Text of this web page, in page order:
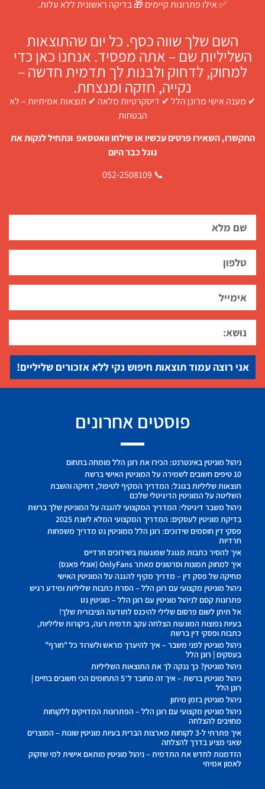
✅ אילו פתרונות קיימים 🎁 בדיקה ראשונית ללא עלות.
השם שלך שווה כסף. כל יום שהתוצאות
השליליות שם – אתה מפסיד. אנחנו כאן כדי
למחוק, לדחוק ולבנות לך תדמית חדשה –
נקייה, חזקה ומנצחת.
✔ מענה אישי מרונן הלל ✔ דיסקרטיות מלאה ✔ תוצאות אמיתיות – לא
הבטחות
התקשרו, השאירו פרטים עכשיו או שילחו וואטסאפ ונתחיל לנקות את
גוגל כבר היום
📞 052-2508109
אני רוצה עמוד תוצאות חיפוש נקי ללא אזכורים שליליים!
פוסטים אחרונים
ניהול מוניטין באינטרנט: הכירו את רונן הלל מומחה בתחום
10 טיפים חשובים לשמירה על המוניטין האישי ברשת
תוצאות שליליות בגוגל: המדריך המקיף לטיפול, דחיקה והשבת
השליטה על המוניטין הדיגיטלי שלכם
ניהול משבר דיגיטלי: המדריך המקצועי להגנה על המוניטין שלך ברשת
בדיקת מוניטין לעסקים: המדריך המקצועי המלא לשנת 2025
פסקי דין חוסמים שידוכים: רונן הלל ממוניטין נט מדריך משפחות
חרדיות
איך להסיר כתבות מגוגל שפוגעות בשידוכים חרדיים
איך למחוק תמונות וסרטונים מאתר OnlyFans (אונלי פאנס)
מחיקה של פסק דין – מדריך מקיף להגנה על המוניטין האישי
ניהול מוניטין מקצועי עם רונן הלל – הסרת כתבות שליליות ומידע רגיש
פתרונות קסם לניהול מוניטין עם רונן הלל – מוניטין נט
אל תיתן לשום פרסום שלילי להיכנס לתודעה הציבורית שלך!
בעיות נפוצות המונעות הצלחה עקב תדמית רעה, ביקורות שליליות,
כתבות ופסקי דין ברשת
ניהול מוניטין לפני משבר – איך להיערך מראש ולשרוד כל "חורף"
בעסקים | רונן הלל
ניהול מוניטין? כך ננקה לך את התוצאות השליליות
ניהול מוניטין ברשת – איך זה מחובר ל־5 התחומים הכי חשובים בחיים |
רונן הלל
ניהול מוניטין בזמן מיתון
ניהול מוניטין מקצועי עם רונן הלל – הפתרונות המדויקים ללקוחות
מחויבים להצלחה
איך פתרתי ל-3 לקוחות מארצות הברית בעיות מוניטין שונות – המוצרים
שאני מציע בדרך להצלחה
הזדמנות לחדש את התדמית – ניהול מוניטין מותאם אישית למי שזקוק
לאמון אמיתי